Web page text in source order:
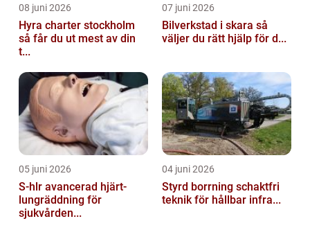
08 juni 2026
Hyra charter stockholm
så får du ut mest av din
t...
07 juni 2026
Bilverkstad i skara så
väljer du rätt hjälp för d...
05 juni 2026
S-hlr avancerad hjärt-
lungräddning för
sjukvården...
04 juni 2026
Styrd borrning schaktfri
teknik för hållbar infra...